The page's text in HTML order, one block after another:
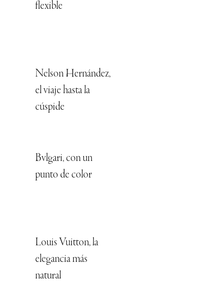
flexible
Nelson Hernández,
el viaje hasta la
cúspide
Bvlgari, con un
punto de color
Louis Vuitton, la
elegancia más
natural